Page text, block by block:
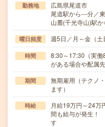
勤務地
広島県尾道市
尾道駅から---分／
山麓(千光寺山)駅
曜日頻度 週5日／月～金（土
時間
8:30～17:30（実
がある場合や配属
期間
無期雇用（テクノ
ます）
時給
月給19万円～24
間も給与が発生！
す